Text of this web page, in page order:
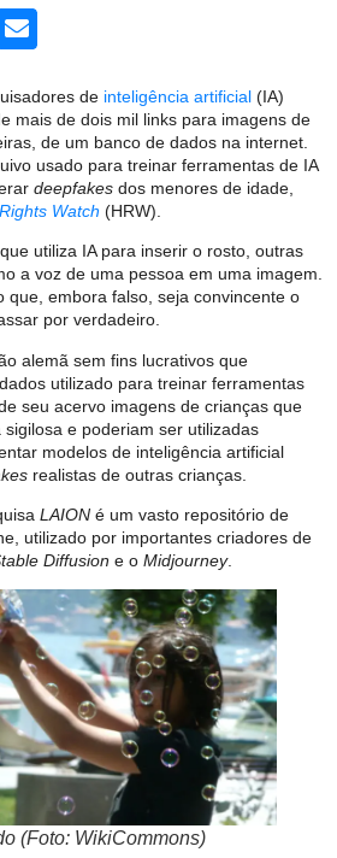
de inteligência artificial (IA)
mais de dois mil links para imagens de
de um banco de dados na internet.
usado para treinar ferramentas de IA
deepfakes dos menores de idade,
Watch (HRW).
utiliza IA para inserir o rosto, outras
a voz de uma pessoa em uma imagem.
que, embora falso, seja convincente o
por verdadeiro.
alemã sem fins lucrativos que
utilizado para treinar ferramentas
seu acervo imagens de crianças que
e poderiam ser utilizadas
modelos de inteligência artificial
realistas de outras crianças.
LAION é um vasto repositório de
utilizado por importantes criadores de
Diffusion e o Midjourney.
(Foto: WikiCommons)